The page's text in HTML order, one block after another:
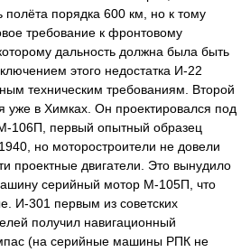
полёта порядка 600 км, но к тому
требование к фронтовому
дальность должна была быть
этого недостатка И-22
техническим требованиям. Второй
уже в Химках. Он проектировался под
106П, первый опытный образец
но моторостроители не довели
проектные двигатели. Это вынудило
серийный мотор М-105П, что
И-301 первым из советских
получил навигационный
(на серийные машины РПК не